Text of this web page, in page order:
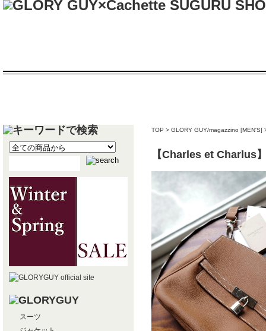
TOP > GLORY GUY/magazzino [MEN'S]
【Charles et Charlus
スーツ